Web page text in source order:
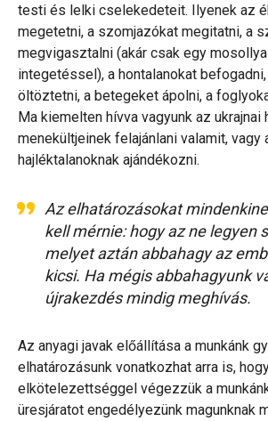
testi és lelki cselekedeteit. Ilyenek az
megetetni, a szomjazókat megitatni, a
megvigasztalni (akár csak egy
integetéssel), a hontalanokat
öltöztetni, a betegeket ápolni, a
Ma kiemelten hívva vagyunk az ukrajnai
menekültjeinek felajánlani valamit, vagy
hajléktalanoknak ajándékozni.
Az elhatározásokat
kell mérnie: hogy az ne legyen
melyet aztán abbahagy az
kicsi. Ha mégis abbahagyunk
újrakezdés mindig meghívás.
Az anyagi javak előállítása a munkánk
elhatározásunk vonatkozhat arra is,
elkötelezettséggel végezzük a
üresjáratot engedélyezünk magunknak